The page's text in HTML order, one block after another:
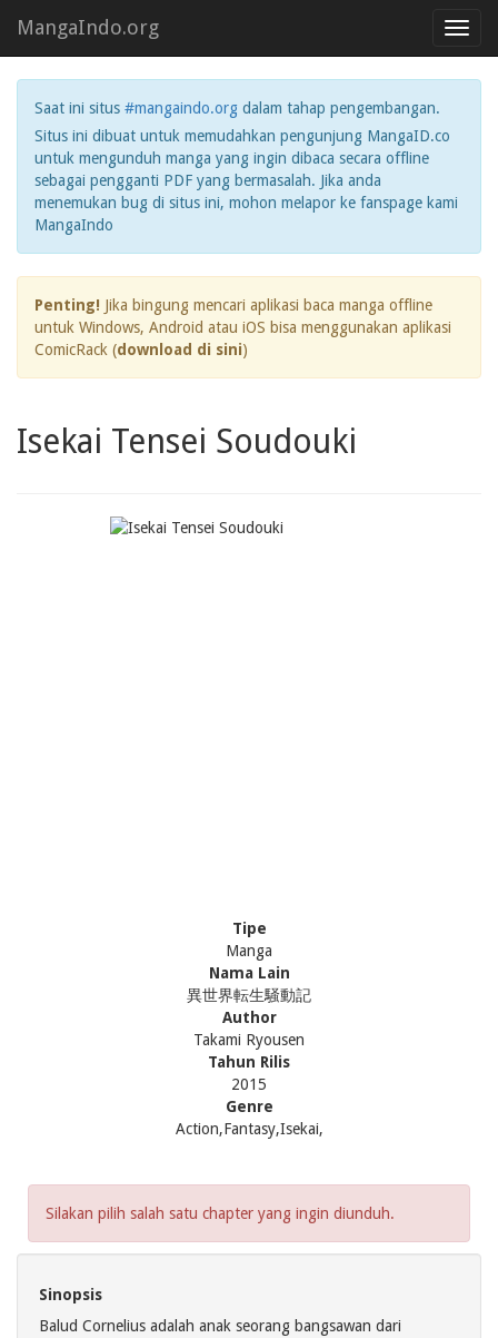
MangaIndo.org
Saat ini situs #mangaindo.org dalam tahap pengembangan.
Situs ini dibuat untuk memudahkan pengunjung MangaID.co
untuk mengunduh manga yang ingin dibaca secara offline
sebagai pengganti PDF yang bermasalah. Jika anda
menemukan bug di situs ini, mohon melapor ke fanspage kami
MangaIndo
Penting! Jika bingung mencari aplikasi baca manga offline
untuk Windows, Android atau iOS bisa menggunakan aplikasi
ComicRack (download di sini)
Isekai Tensei Soudouki
Tipe
Manga
Nama Lain
異世界転生騒動記
Author
Takami Ryousen
Tahun Rilis
2015
Genre
Action,Fantasy,Isekai,
Silakan pilih salah satu chapter yang ingin diunduh.
Sinopsis
Balud Cornelius adalah anak seorang bangsawan dari